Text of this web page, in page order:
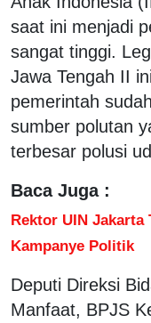
saat ini menjadi
sangat tinggi.
Jawa Tengah II
pemerintah
sumber polutan
terbesar polusi
Baca Juga :
Rektor UIN Jakarta
Kampanye Politik
Deputi Direksi
Manfaat, BPJS